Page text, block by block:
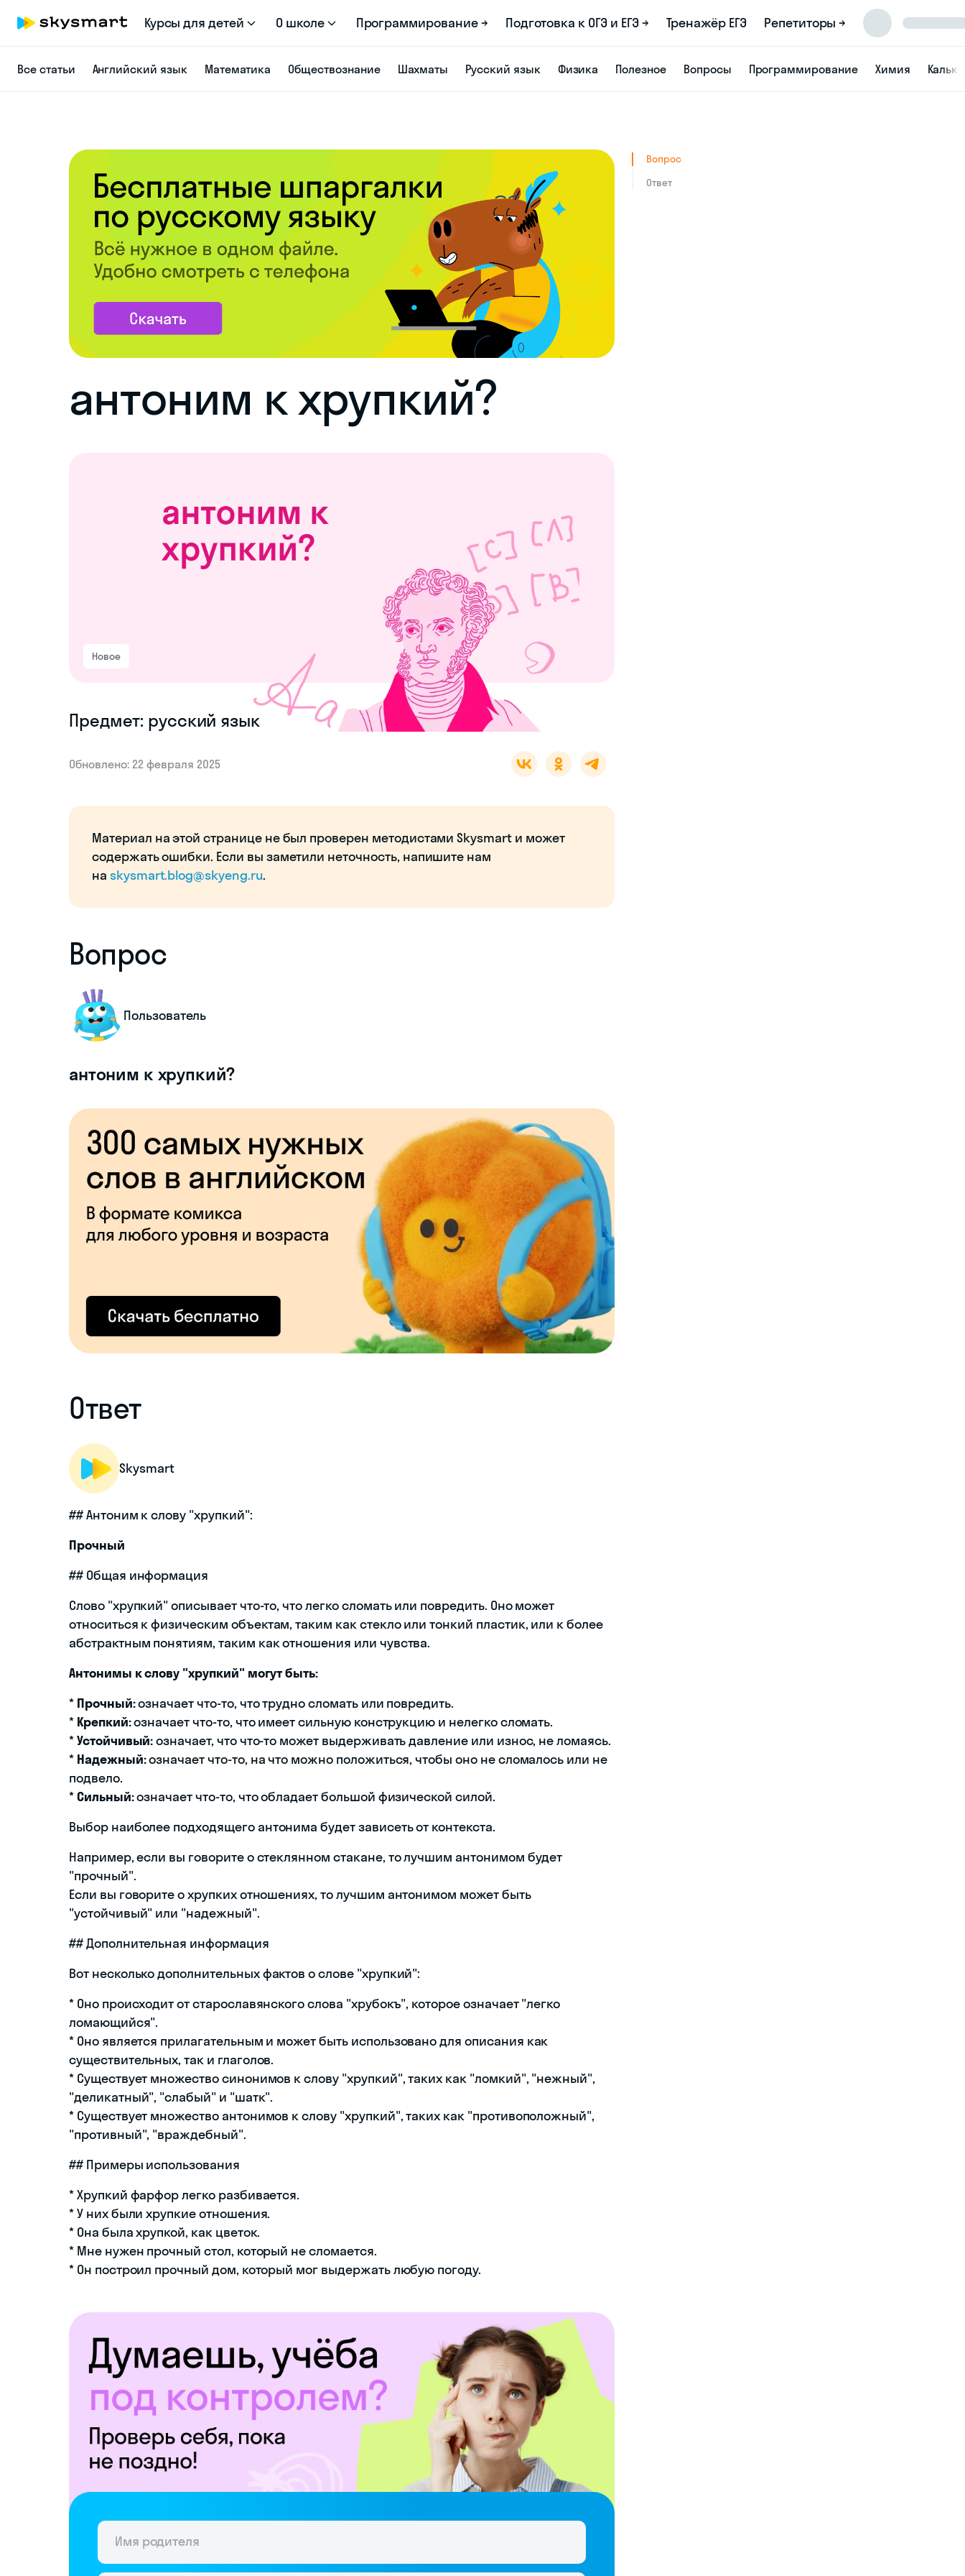
Курсы для детей О школе Программирование → Подготовка к ОГЭ и ЕГЭ → Тренажёр ЕГЭ Репетиторы →
Все статьи Английский язык Математика Обществознание Шахматы Русский язык Физика Полезное Вопросы Программирование Химия
антоним к хрупкий?
Новое
Предмет: русский язык
Обновлено: 22 февраля 2025
Материал на этой странице не был проверен методистами Skysmart и может
содержать ошибки. Если вы заметили неточность, напишите нам
на skysmart.blog@skyeng.ru.
Вопрос
Пользователь
антоним к хрупкий?
Ответ
Skysmart
## Антоним к слову "хрупкий":
Прочный
## Общая информация
Слово "хрупкий" описывает что-то, что легко сломать или повредить. Оно может
относиться к физическим объектам, таким как стекло или тонкий пластик, или к более
абстрактным понятиям, таким как отношения или чувства.
Антонимы к слову "хрупкий" могут быть:
* Прочный:означает что-то, что трудно сломать или повредить.
* Крепкий:означает что-то, что имеет сильную конструкцию и нелегко сломать.
*Устойчивый:означает, что что-то может выдерживать давление или износ, не ломаясь.
* Надежный:означает что-то, на что можно положиться, чтобы оно не сломалось или не
подвело.
*Сильный:означает что-то, что обладает большой физической силой.
Выбор наиболее подходящего антонима будет зависеть от контекста.
Например, если вы говорите о стеклянном стакане, то лучшим антонимом будет
"прочный".
Если вы говорите о хрупких отношениях, то лучшим антонимом может быть
"устойчивый" или "надежный".
## Дополнительная информация
Вот несколько дополнительных фактов о слове "хрупкий":
* Оно происходит от старославянского слова "хрубокъ", которое означает "легко
ломающийся".
* Оно является прилагательным и может быть использовано для описания как
существительных, так и глаголов.
* Существует множество синонимов к слову "хрупкий", таких как "ломкий", "нежный",
"деликатный", "слабый" и "шатк".
* Существует множество антонимов к слову "хрупкий", таких как "противоположный",
"противный", "враждебный".
## Примеры использования
* Хрупкий фарфор легко разбивается.
* У них были хрупкие отношения.
* Она была хрупкой, как цветок.
* Мне нужен прочный стол, который не сломается.
* Он построил прочный дом, который мог выдержать любую погоду.
Вопрос
Ответ